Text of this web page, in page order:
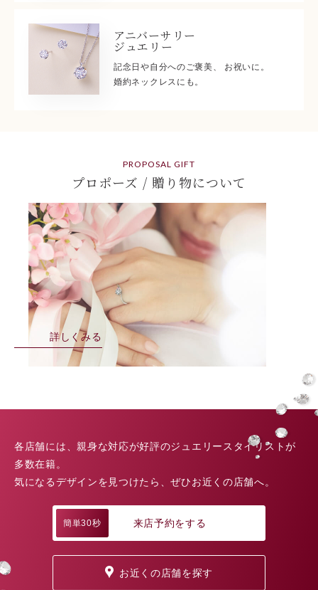
アニバーサリー
ジュエリー
記念日や自分へのご褒美、 お祝いに。
婚約ネックレスにも。
PROPOSAL GIFT
プロポーズ / 贈り物について
詳しくみる
各店舗には、親身な対応が好評のジュエリースタイリストが
多数在籍。
気になるデザインを見つけたら、ぜひお近くの店舗へ。
簡単30秒 来店予約をする
お近くの店舗を探す